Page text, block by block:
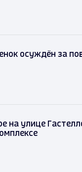
осуждён за
на улице